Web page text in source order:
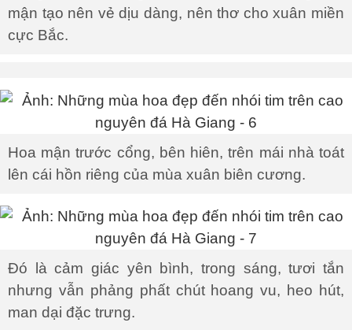
mận tạo nên vẻ dịu dàng, nên thơ cho xuân miền
cực Bắc.
Hoa mận trước cổng, bên hiên, trên mái nhà toát
lên cái hồn riêng của mùa xuân biên cương.
Đó là cảm giác yên bình, trong sáng, tươi tắn
nhưng vẫn phảng phất chút hoang vu, heo hút,
man dại đặc trưng.